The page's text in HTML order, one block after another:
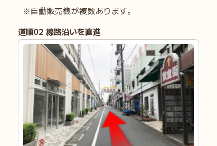
※自動販売機が複数あります。
道順02 線路沿いを直進